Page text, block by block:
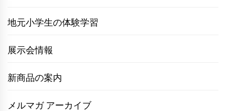
地元小学生の体験学習
展示会情報
新商品の案内
メルマガ アーカイブ